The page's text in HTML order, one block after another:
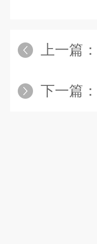
上一篇：
下一篇：